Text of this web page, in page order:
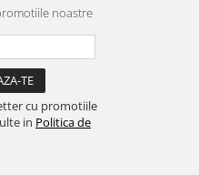
noastre
cu promotiile
in Politica de